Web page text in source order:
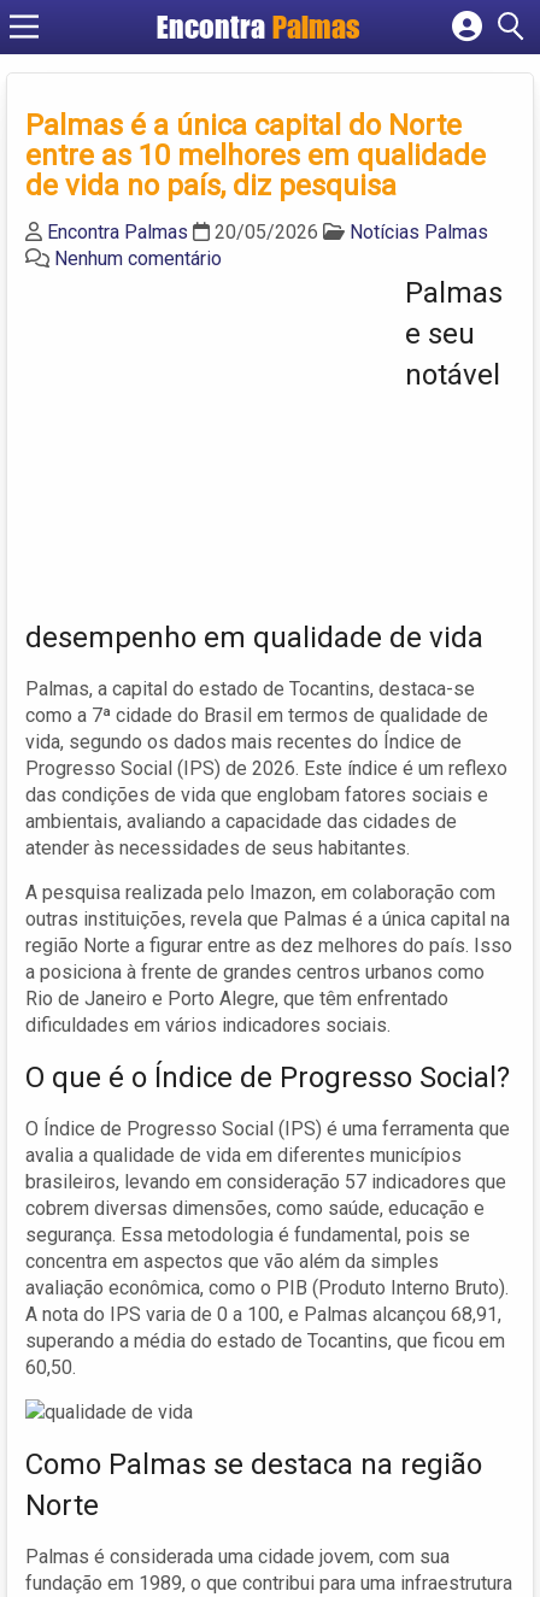
Encontra Palmas
Cadastrar empresa
Criar conta
Palmas é a única capital do Norte
entre as 10 melhores em qualidade
de vida no país, diz pesquisa
Encontra Palmas 20/05/2026
Notícias Palmas
Nenhum comentário
Palmas
e seu
notável
desempenho em qualidade de vida
Palmas, a capital do estado de Tocantins, destaca-se
como a 7ª cidade do Brasil em termos de qualidade de
vida, segundo os dados mais recentes do Índice de
Progresso Social (IPS) de 2026. Este índice é um reflexo
das condições de vida que englobam fatores sociais e
ambientais, avaliando a capacidade das cidades de
atender às necessidades de seus habitantes.
A pesquisa realizada pelo Imazon, em colaboração com
outras instituições, revela que Palmas é a única capital na
região Norte a figurar entre as dez melhores do país. Isso
a posiciona à frente de grandes centros urbanos como
Rio de Janeiro e Porto Alegre, que têm enfrentado
dificuldades em vários indicadores sociais.
O que é o Índice de Progresso Social?
O Índice de Progresso Social (IPS) é uma ferramenta que
avalia a qualidade de vida em diferentes municípios
brasileiros, levando em consideração 57 indicadores que
cobrem diversas dimensões, como saúde, educação e
segurança. Essa metodologia é fundamental, pois se
concentra em aspectos que vão além da simples
avaliação econômica, como o PIB (Produto Interno Bruto).
A nota do IPS varia de 0 a 100, e Palmas alcançou 68,91,
superando a média do estado de Tocantins, que ficou em
60,50.
Como Palmas se destaca na região
Norte
Palmas é considerada uma cidade jovem, com sua
fundação em 1989, o que contribui para uma infraestrutura